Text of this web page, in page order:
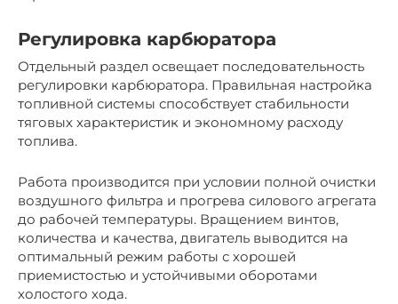
Регулировка карбюратора
Отдельный раздел освещает последовательность
регулировки карбюратора. Правильная настройка
топливной системы способствует стабильности
тяговых характеристик и экономному расходу
топлива.
Работа производится при условии полной очистки
воздушного фильтра и прогрева силового агрегата
до рабочей температуры. Вращением винтов,
количества и качества, двигатель выводится на
оптимальный режим работы с хорошей
приемистостью и устойчивыми оборотами
холостого хода.